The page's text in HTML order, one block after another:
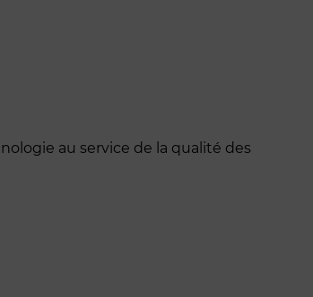
au service de la qualité des